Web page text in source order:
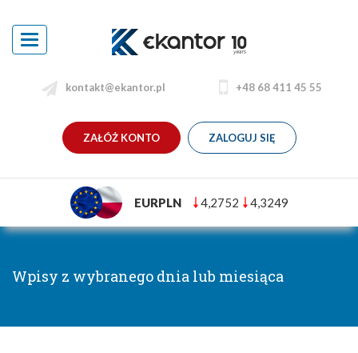
Toggle
navigation
kontakt@ekantor.pl +48 68 411 45 55
ZAŁÓŻ KONTO ZALOGUJ SIĘ
EURPLN 4,2752 4,3249
Wpisy z wybranego dnia lub miesiąca